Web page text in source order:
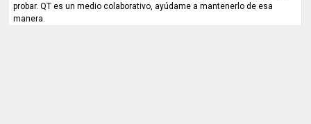
probar. QT es un medio colaborativo, ayúdame a mantenerlo de esa
manera.